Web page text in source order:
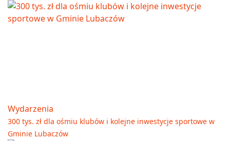
Wydarzenia
300 tys. zł dla ośmiu klubów i kolejne inwestycje sportowe w
Gminie Lubaczów